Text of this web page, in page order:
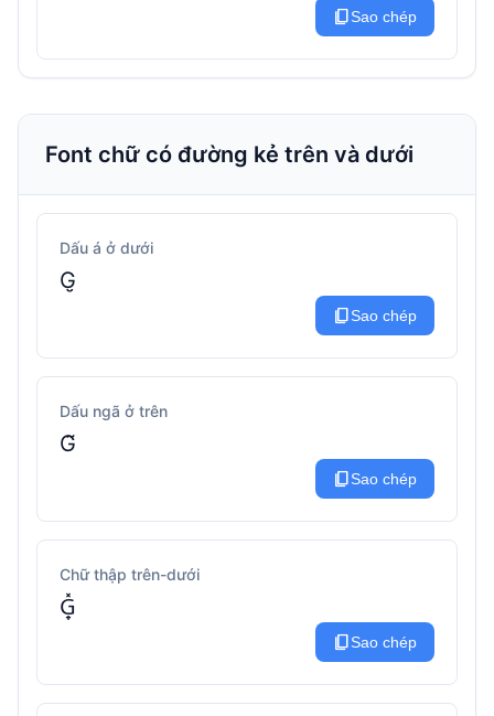
content_copySao chép
Font chữ có đường kẻ trên và dưới
Dấu á ở dưới
G̮
content_copySao chép
Dấu ngã ở trên
G̃
content_copySao chép
Chữ thập trên-dưới
G̟̽
content_copySao chép